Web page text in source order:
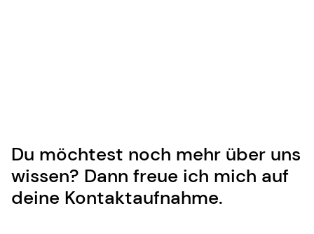
Du möchtest noch mehr über uns
wissen? Dann freue ich mich auf
deine Kontaktaufnahme.